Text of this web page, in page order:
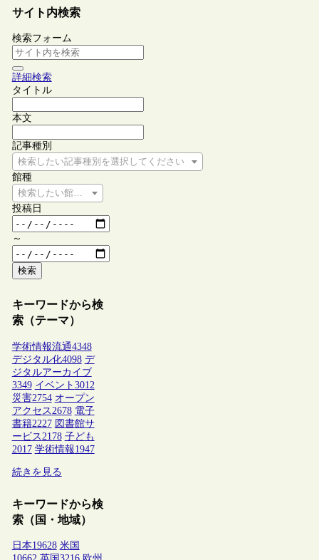
サイト内検索
検索フォーム
詳細検索
タイトル
本文
記事種別
検索したい記事種別を選択してください
館種
検索したい館種を選択してください
投稿日
～
検索
キーワードから検
索（テーマ）
学術情報流通4348
デジタル化4098 デ
ジタルアーカイブ
3349 イベント 3012
災害2754 オープン
アクセス 2678 電子
書籍2227 図書館サ
ービス 2178 子ども
2017 学術情報1947
続きを見る
キーワードから検
索（国・地域）
日本19628 米国